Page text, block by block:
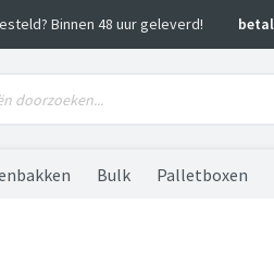
Binnen 48 uur geleverd!
Bulk Palletboxen